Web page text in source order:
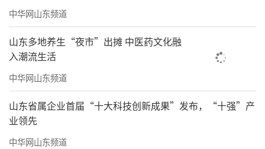
中华网山东频道
山东多地养生“夜市”出摊 中医药文化融
入潮流生活
中华网山东频道
山东省属企业首届“十大科技创新成果”发布，“十强”产
业领先
中华网山东频道